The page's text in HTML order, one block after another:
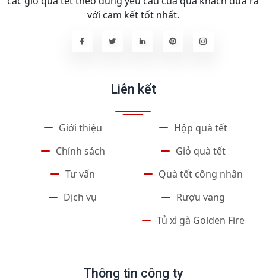
với cam kết tốt nhất.
Liên kết
Giới thiệu
Chính sách
Tư vấn
Dịch vụ
Hộp quà tết
Giỏ quà tết
Quà tết công nhân
Rượu vang
Tủ xì gà Golden Fire
Thông tin công ty